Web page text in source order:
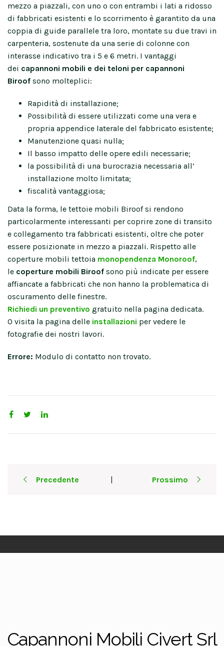
mezzo a piazzali, con uno o con entrambi i lati a ridosso
di fabbricati esistenti e lo scorrimento è garantito da una
coppia di guide parallele tra loro, montate su due travi in
carpenteria, sostenute da una serie di colonne con
interasse indicativo tra i 5 e 6 metri. I vantaggi
dei capannoni mobili e dei teloni per capannoni
Biroof sono molteplici:
Rapidità di installazione;
Possibilità di essere utilizzati come una vera e
propria appendice laterale del fabbricato esistente;
Manutenzione quasi nulla;
Il basso impatto delle opere edili necessarie;
la possibilità di una burocrazia necessaria all’
installazione molto limitata;
fiscalità vantaggiosa;
Data la forma, le tettoie mobili Biroof si rendono
particolarmente interessanti per coprire zone di transito
e collegamento tra fabbricati esistenti, oltre che poter
essere posizionate in mezzo a piazzali. Rispetto alle
coperture mobili tettoia monopendenza Monoroof,
le coperture mobili Biroof sono più indicate per essere
affiancate a fabbricati che non hanno la problematica di
oscuramento delle finestre.
Richiedi un preventivo gratuito nella pagina dedicata.
O visita la pagina delle installazioni per vedere le
fotografie dei nostri lavori.
Errore: Modulo di contatto non trovato.
navigationPrecedente | Prossimo
Capannoni Mobili Civert Srl